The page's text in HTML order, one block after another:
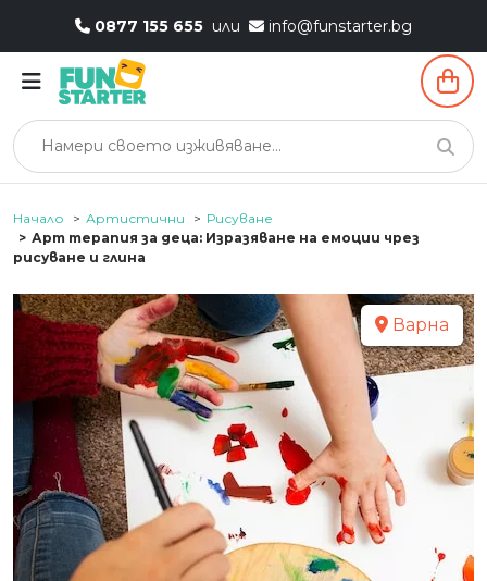
0877 155 655 или info@funstarter.bg
Начало Артистични
Рисуване
Арт терапия за деца: Изразяване на емоции чрез
рисуване и глина
Варна